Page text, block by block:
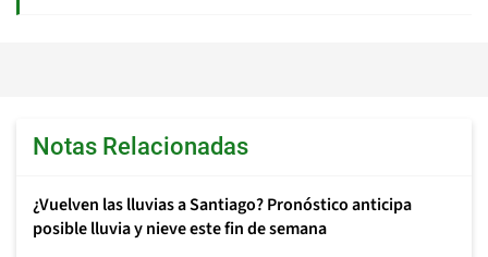
Notas Relacionadas
¿Vuelven las lluvias a Santiago? Pronóstico anticipa
posible lluvia y nieve este fin de semana